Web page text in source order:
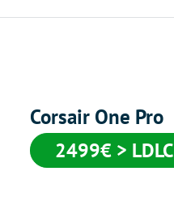
Corsair One Pro
2499€ > LDLC